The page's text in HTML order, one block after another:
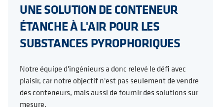
UNE SOLUTION DE CONTENEUR
ÉTANCHE À L'AIR POUR LES
SUBSTANCES PYROPHORIQUES
Notre équipe d'ingénieurs a donc relevé le défi avec
plaisir, car notre objectif n'est pas seulement de vendre
des conteneurs, mais aussi de fournir des solutions sur
mesure.